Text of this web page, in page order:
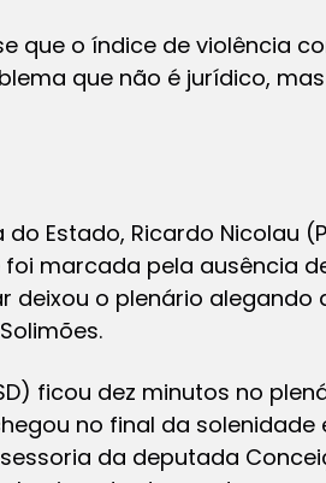
que o índice de violência
que não é jurídico,
Estado, Ricardo Nicolau
marcada pela ausência
deixou o plenário
ficou dez minutos no
no final da
da deputada